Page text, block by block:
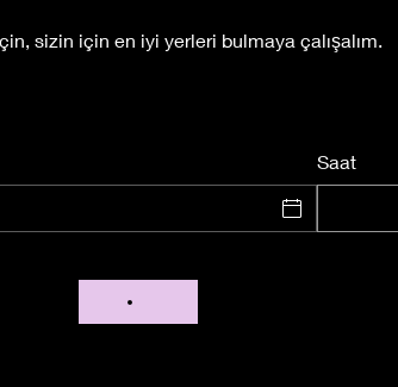
sizin için en iyi yerleri bulmaya çalışalım.
Saat